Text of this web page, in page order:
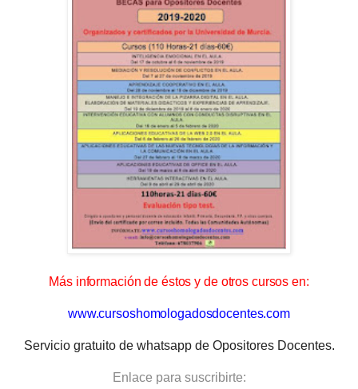
Más información de éstos y de otros cursos en:
www.cursoshomologadosdocentes.com
Servicio gratuito de whatsapp de Opositores Docentes.
Enlace para suscribirte: